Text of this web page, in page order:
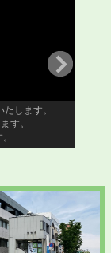
します。
す。